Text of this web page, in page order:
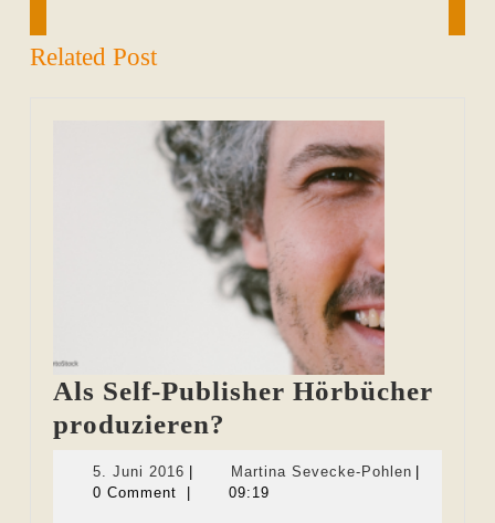
Related Post
Als Self-Publisher Hörbücher
produzieren?
Publisher
5. Juni 2016 5.
Juni
| Martina Sevecke-Pohlen Martina
|
0 Comment
| 09:19